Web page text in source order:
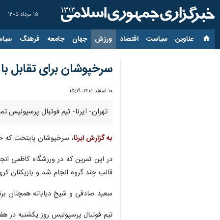
۱۵ مرداد ۱۴۰۵
عناوین‌ سیاست اقتصاد ورزش جهان جامعه فرهنگ
سرخپوشان برای تقابل با
۱۰ اسفند ۱۴۰۱، ۱۵:۱۹
تهران- ایرنا- تیم فوتبال پرسپولیس
به گزارش ایرنا، سرخپوشان پایتخت که
در این تمرین که در ورزشگاه کاظمی
قالب چند گروه انجام شد و بازیکنان
سعید صادقی و شیخ دیاباته همچنان
تیم فوتبال پرسپولیس روز یکشنبه در